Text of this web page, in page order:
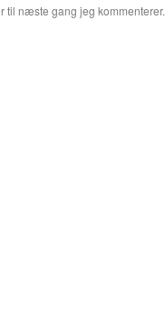
til næste gang jeg kommenterer.